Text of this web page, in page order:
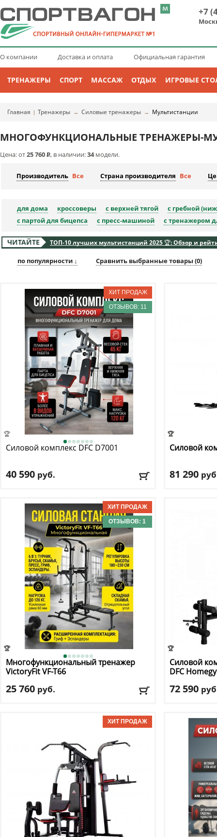
+7
О компании Доставка и оплата Официальная гарантия
ТРЕНАЖЕРЫ СПОРТ МАССАЖ ОТДЫХ ИГРОВЫЕ
Главная | Тренажеры → Силовые тренажеры → Мультистанции
МНОГОФУНКЦИОНАЛЬНЫЕ ТРЕНАЖЕРЫ-
Цена: от25 760Р, в наличии:34модели.
Производитель Все Страна производителя Все
для дома кроссоверы с верхней тягой
с гребной
с партой для бицепса
с пресс-машиной с тренажером
ЧИТАЙТЕ ТОП-10 лучших мультистанций 2025 🏆: Обзор и
по популярности ↓ Сравнить выбранные товары (0)
ОТЗЫВОВ: 11
🏆
Силовой комплекс DFC D7001
40 590 руб.
Вес пользователя:до 120 кг
Размер:138 см х 103.5 см х 201 см
Доставка:БЕСПЛАТНО, 2-3 дня
🏆
Силовой
81 290
ОТЗЫВОВ: 1
🏆
Многофункциональный тренажер
VictoryFitVF-T66
25 760 руб.
🏆
Силовой
DFC
72 590
Доставка: